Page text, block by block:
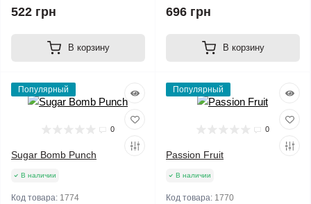
522 грн
В корзину
696 грн
В корзину
Популярный
0
Sugar Bomb Punch
В наличии
Код товара: 1774
Популярный
0
Passion Fruit
В наличии
Код товара: 1770